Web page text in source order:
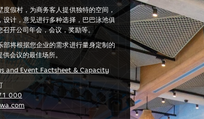
假村，为商务客人提供独特的空间，
设计，意见进行多种选择，巴巴泳池俱
开公司年会，会议，奖励等。
部将根据您企业的需求进行量身定制的
会议的最佳场所。
and Event Factsheet & Capacity
000